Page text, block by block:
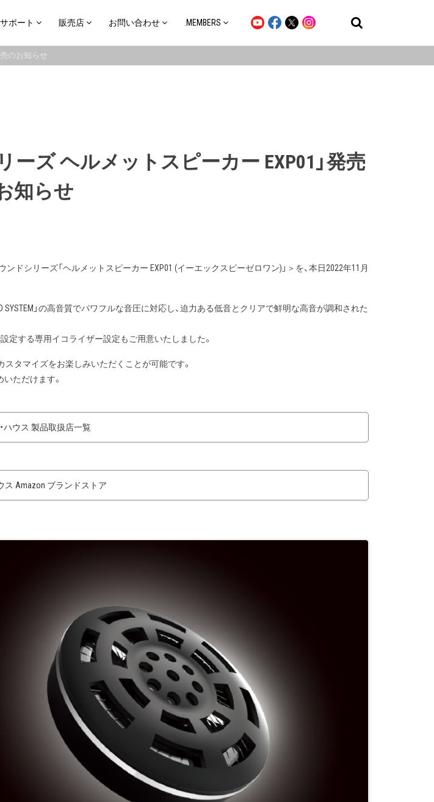
サポート 販売店 お問い合わせ .MEMBERS
のお知らせ
ーズ ヘルメットスピーカー EXP01」発売
知らせ
ンドシリーズ「ヘルメットスピーカー EXP01 (イーエックスピーゼロワン)」＞を、本日2022年11月
SYSTEM」の高音質でパワフルな音圧に対応し、迫力ある低音とクリアで鮮明な高音が調和された
定する専用イコライザー設定もご用意いたしました。
スタマイズをお楽しみいただくことが可能です。
ただけます。
ハウス 製品取扱店一覧
ス Amazon ブランドストア